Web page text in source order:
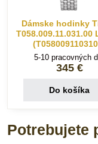
Dámske hodinky
T058.009.11.031.00
5-10 pracovných
345 €
Do košíka
Potrebujete